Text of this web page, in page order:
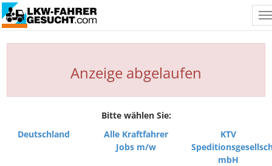
Anzeige abgelaufen
Bitte wählen Sie:
Deutschland
Alle Kraftfahrer
Jobs m/w
KTV
mbH